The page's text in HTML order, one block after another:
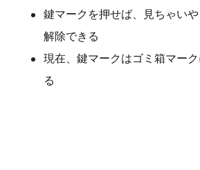
鍵マークを押せば、見ちゃい
解除できる
現在、鍵マークはゴミ箱マー
る